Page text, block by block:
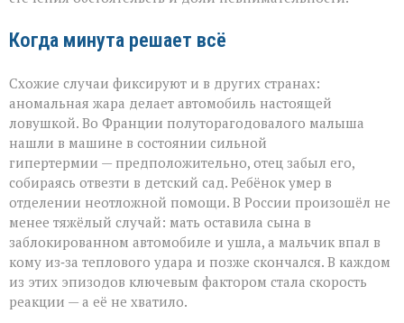
Когда минута решает всё
Схожие случаи фиксируют и в других странах:
аномальная жара делает автомобиль настоящей
ловушкой. Во Франции полуторагодовалого малыша
нашли в машине в состоянии сильной
гипертермии — предположительно, отец забыл его,
собираясь отвезти в детский сад. Ребёнок умер в
отделении неотложной помощи. В России произошёл не
менее тяжёлый случай: мать оставила сына в
заблокированном автомобиле и ушла, а мальчик впал в
кому из‑за теплового удара и позже скончался. В каждом
из этих эпизодов ключевым фактором стала скорость
реакции — а её не хватило.